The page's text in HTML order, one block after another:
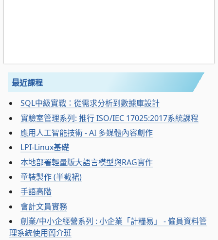
最近課程
SQL中級實戰：從需求分析到數據庫設計
實驗室管理系列: 推行 ISO/IEC 17025:2017系統課程
應用人工智能技術 - AI 多媒體內容創作
LPI-Linux基礎
本地部署輕量版大語言模型與RAG實作
童裝製作 (半截裙)
手語高階
會計文員實務
創業/中小企經營系列 : 小企業「計糧易」 - 僱員資料管
理系統使用簡介班